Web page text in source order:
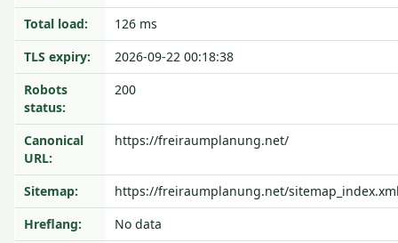
Total load:
126 ms
TLS expiry:
2026-09-22 00:18:38
Robots
status:
200
Canonical
URL:
https://freiraumplanung.net/
Sitemap:
https://freiraumplanung.net/
Hreflang:
No data